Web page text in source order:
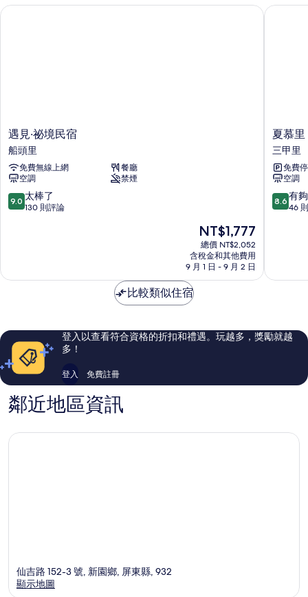
詳
遇
見‧
祕
境
民
宿
船
遇見‧祕境民宿
船頭里
免費無線上網
餐廳
空調
禁煙
9.0
分，
棒
評
論
9.0 太棒了
130 則評論
現
在
價
格
為
NT$1,777
總價 NT$2,052
含稅金和其他費用
9 月 1 日 - 9 月 2 日
遇見‧祕境民宿
夏
慕
里
11
號
旅
宿
夏慕里
三甲里
免費
空調
8.6
分，
夠
評
論
8.6 有
46
夏慕里
比較類似住宿
登入以查看符合資格的折扣和禮遇。玩越多，獎勵就越
多！
登入 免費註冊
鄰近地區資訊
仙吉路 152-3 號, 新園鄉, 屏東縣, 932
顯示地圖